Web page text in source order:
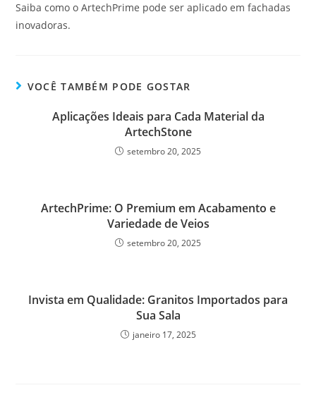
Saiba como o ArtechPrime pode ser aplicado em fachadas
inovadoras.
VOCÊ TAMBÉM PODE GOSTAR
Aplicações Ideais para Cada Material da
ArtechStone
setembro 20, 2025
ArtechPrime: O Premium em Acabamento e
Variedade de Veios
setembro 20, 2025
Invista em Qualidade: Granitos Importados para
Sua Sala
janeiro 17, 2025